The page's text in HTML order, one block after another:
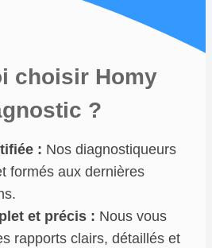
choisir Homy
?
: Nos diagnostiqueurs
formés aux dernières
et précis : Nous vous
rapports clairs, détaillés et